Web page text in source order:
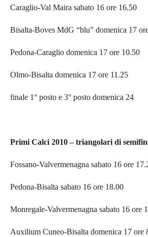
Caraglio-Val Maira sabato 16 ore 16.50
Bisalta-Boves MdG “blu” domenica 17
Pedona-Caraglio domenica 17 ore 10.50
Olmo-Bisalta domenica 17 ore 11.25
finale 1° posto e 3° posto domenica 24
Primi Calci 2010 – triangolari di
Fossano-Valvermenagna sabato 16 ore
Pedona-Bisalta sabato 16 ore 18.00
Monregale-Valvermenagna sabato 16 ore
Auxilium Cuneo-Bisalta domenica 17 ore